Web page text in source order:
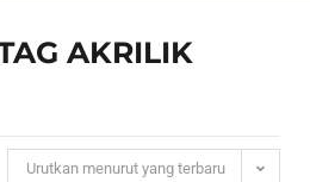
AKRILIK
Urutkan menurut yang terbaru